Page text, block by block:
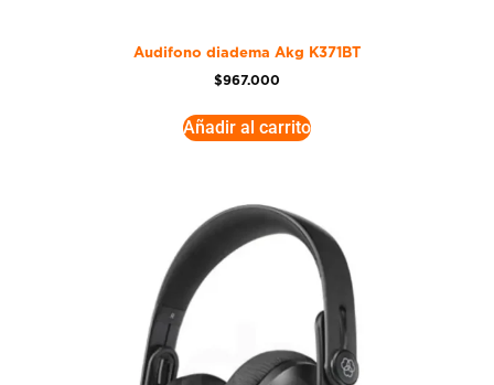
Audifono diadema Akg K371BT
$967.000
Añadir al carrito